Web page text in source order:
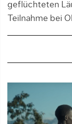
geflüchteten
Teilnahme bei